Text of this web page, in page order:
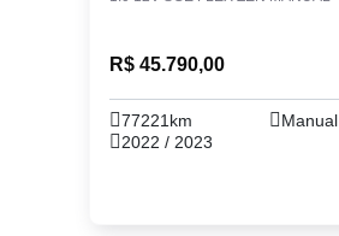
R$ 45.790,00
77221km
Manual
2022 / 2023